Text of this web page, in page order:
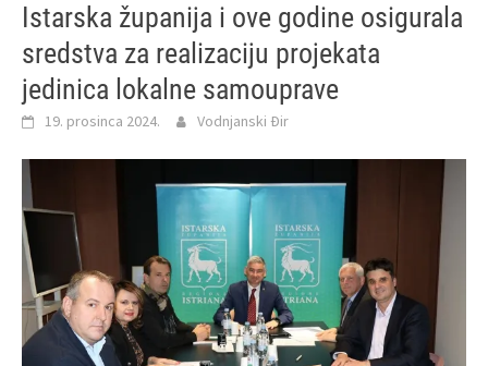
Istarska županija i ove godine osigurala
sredstva za realizaciju projekata
jedinica lokalne samouprave
19. prosinca 2024. Vodnjanski Đir